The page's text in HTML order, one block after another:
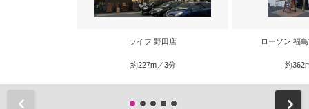
ライフ 野田店
約227m／3分
ローソン 福
約